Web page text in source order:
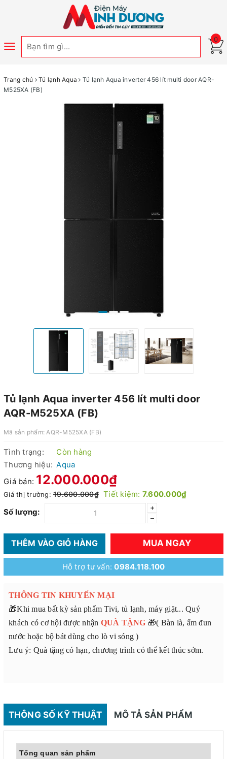
Toggle
0
Trang chủ Tủ lạnh Aqua
Tủ lạnh Aqua inverter 456 lít multi door AQR-
M525XA (FB)
Tủ lạnh Aqua inverter 456 lít multi door
AQR-M525XA (FB)
Mã sản phẩm: AQR-M525XA (FB)
Tình trạng:
Còn hàng
Thương hiệu: Aqua
Giá bán: 12.000.000₫
Giá thị trường: 19.600.000₫ Tiết kiệm: 7.600.000₫
Số lượng:
+
–
THÊM VÀO GIỎ HÀNG MUA NGAY
Hỗ trợ tư vấn:0984.118.100
THÔNG TIN KHUYẾN MẠI
🎁Khi mua bất kỳ sản phẩm Tivi, tủ lạnh, máy giặt... Quý
khách có cơ hội được nhận QUÀ TẶNG 🎁( Bàn là, ấm đun
nước hoặc bộ bát dùng cho lò vi sóng )
Lưu ý: Quà tặng có hạn, chương trình có thể kết thúc sớm.
THÔNG SỐ KỸ THUẬT MÔ TẢ SẢN PHẨM
Tổng quan sản phẩm